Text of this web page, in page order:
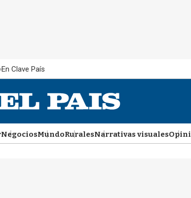
En Clave País
NegociosMundoRuralesNarrativas visuales